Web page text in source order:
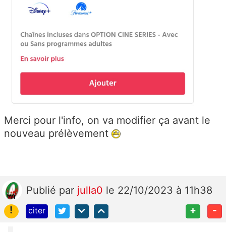
Merci pour l'info, on va modifier ça avant le
nouveau prélèvement
Publié par julla0 le 22/10/2023 à 11h38
!
citer + -